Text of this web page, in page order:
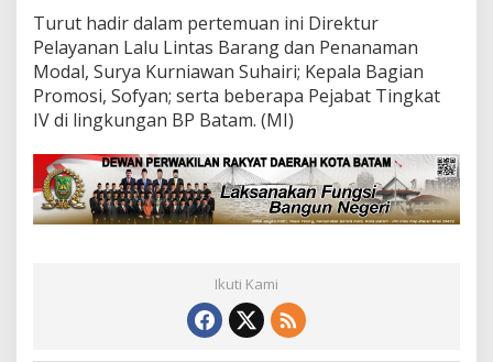
l
o
l
a
a
n
a
w
a
s
Turut hadir dalam pertemuan ini Direktur
Pelayanan Lalu Lintas Barang dan Penanaman
Modal, Surya Kurniawan Suhairi; Kepala Bagian
Promosi, Sofyan; serta beberapa Pejabat Tingkat
IV di lingkungan BP Batam. (MI)
Ikuti Kami